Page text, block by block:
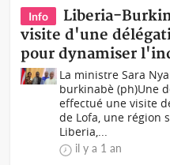
Info
Liberia-
visite d'une
pour dynamiser
La ministre Sara
burkinabè (ph)Une
effectué une visite
de Lofa, une région
Liberia,...
il y a 1 an